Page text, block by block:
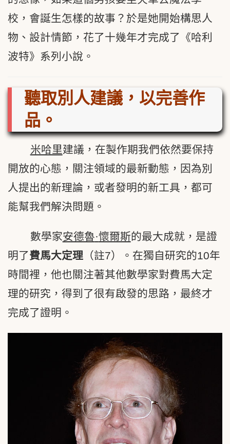
校，會誕生怎樣的故事？於是她開始構思人
物、設計情節，花了十幾年才完成了《哈利
波特》系列小說。
聽取別人建議，以完善作
品。
米哈里建議，在製作期我們依然要保持
開放的心態，關注領域的最新動態，因為別
人提出的新理論，或者發明的新工具，都可
能幫我們解決問題。
數學家安德魯·懷爾斯的最大成就，是證
明了費馬大定理 （註7）。在獨自研究的10年
時間裡，他也關注著其他數學家對費馬大定
理的研究，得到了很有啟發的思路，最終才
完成了證明。